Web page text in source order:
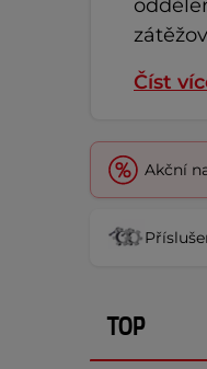
Číst
Akční
TOP